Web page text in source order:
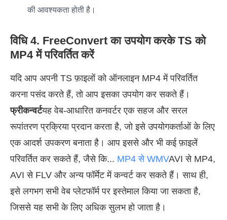
की आवश्यकता होती है।
विधि 4. FreeConvert का उपयोग करके TS को
MP4 में परिवर्तित करें
यदि आप अपनी TS फ़ाइलों को ऑनलाइन MP4 में परिवर्तित
करना पसंद करते हैं, तो आप इसका उपयोग कर सकते हैं।
फ्रीकन्वर्टयह वेब-आधारित कनवर्टर एक सहज और सरल
रूपांतरण प्रक्रिया प्रदान करता है, जो इसे उपयोगकर्ताओं के लिए
एक आदर्श उपकरण बनाता है। आप इससे और भी कई फ़ाइलें
परिवर्तित कर सकते हैं, जैसे कि... MP4 से WMVAVI से MP4,
AVI से FLV और अन्य फॉर्मेट में कन्वर्ट कर सकते हैं। साथ ही,
इसे लगभग सभी वेब प्लेटफॉर्म पर इस्तेमाल किया जा सकता है,
जिससे यह सभी के लिए अधिक सुलभ हो जाता है।